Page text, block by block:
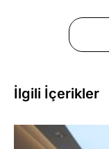
İlgili İçerikler